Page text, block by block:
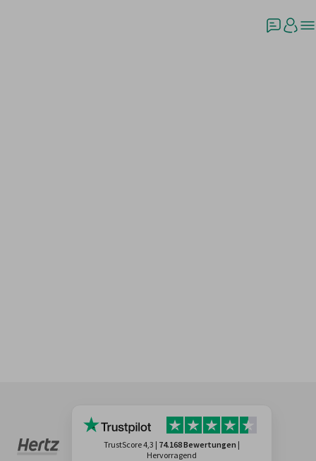
TrustScore 4,3 | 74.168 Bewertungen |
Hervorragend